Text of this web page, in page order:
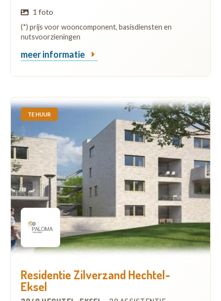
1 foto
(*) prijs voor wooncomponent, basisdiensten en
nutsvoorzieningen
meer informatie
TE HUUR
Residentie Zilverzand Hechtel-
Eksel